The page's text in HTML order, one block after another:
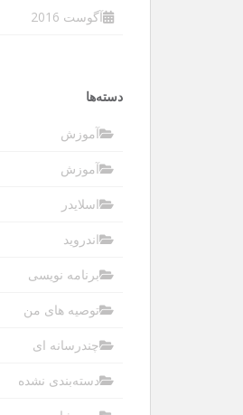
آگوست 2016
دسته‌ها
آموزش
آموزش
اسلایدر
اندروید
برنامه نویسی
توصیه های من
چندرسانه ای
دسته‌بندی نشده